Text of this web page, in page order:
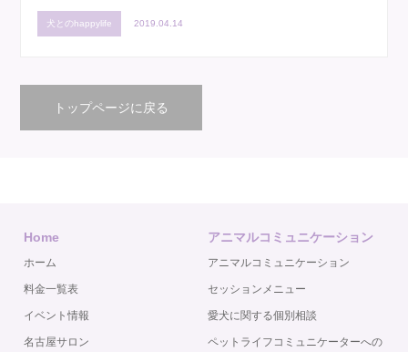
犬とのhappylife 2019.04.14
トップページに戻る
Home
ホーム
料金一覧表
イベント情報
名古屋サロン
アニマルコミュニケーション
アニマルコミュニケーション
セッションメニュー
愛犬に関する個別相談
ペットライフコミュニケーターへの